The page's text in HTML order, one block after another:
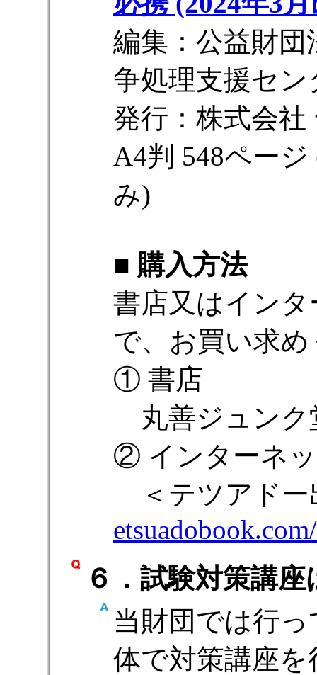
編集：公益財
争処理支援セン
発行：株式会
A4判 548ペー
み)
■ 購入方法
書店又はイン
で、お買い求
① 書店
丸善ジュンク
② インターネ
＜テツアドー
etsuadobook.com/
６．試験対策講
当財団では行
体で対策講座